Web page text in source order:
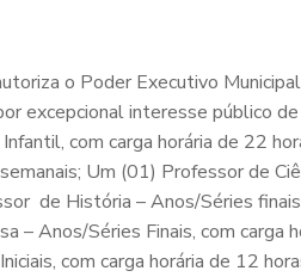
o Poder Executivo
excepcional interesse público
com carga horária de 22
Um (01) Professor de
de História – Anos/Séries
– Anos/Séries Finais, com
com carga horária de 12